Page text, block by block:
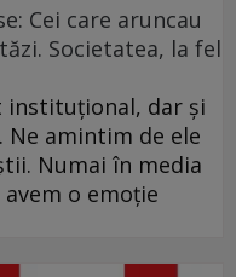
Cei care aruncau
Societatea, la fel
instituțional, dar și
Ne amintim de ele
Numai în media
o emoție